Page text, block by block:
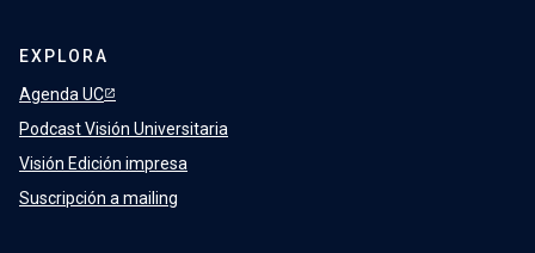
EXPLORA
Agenda UC
Podcast Visión Universitaria
Visión Edición impresa
Suscripción a mailing